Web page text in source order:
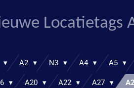
Locatietags
A2 N3 A4 A5
A20 A22 A27